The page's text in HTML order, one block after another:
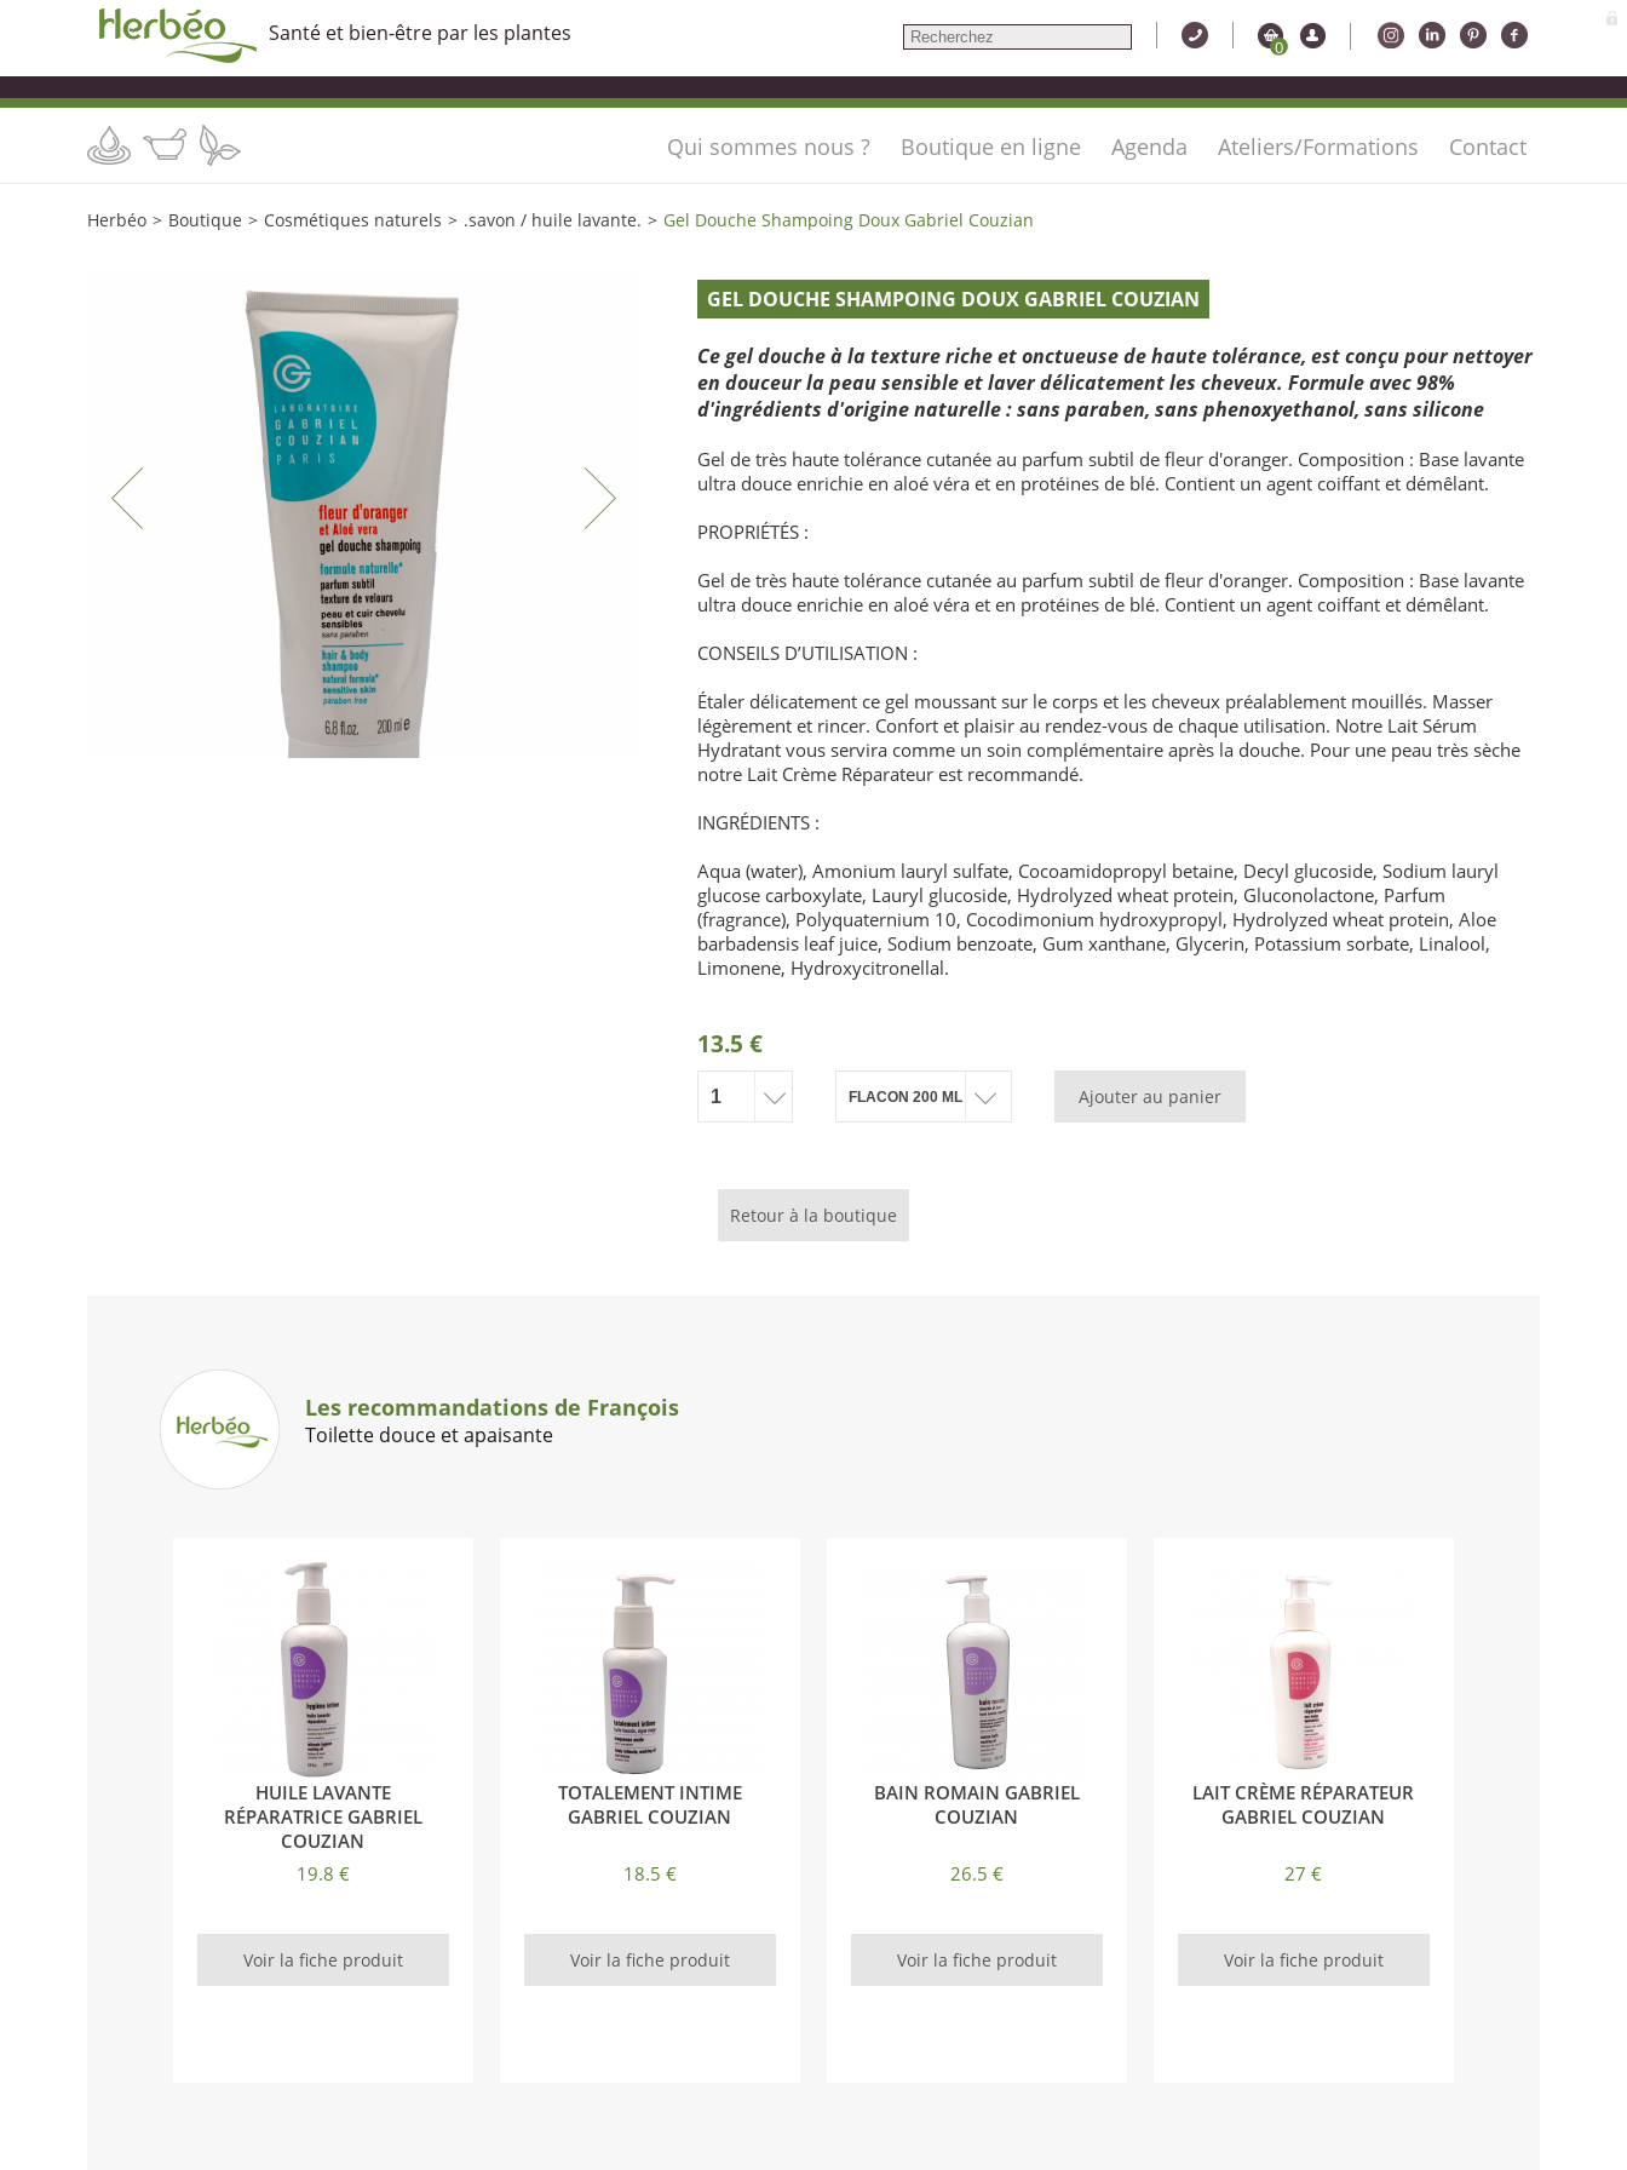
Santé et bien-être par les plantes
0
Qui sommes nous ? Boutique en ligne Agenda Ateliers/Formations Contact
Herbéo > Boutique > Cosmétiques naturels > .savon / huile lavante. > Gel Douche Shampoing Doux Gabriel Couzian
GEL DOUCHE SHAMPOING DOUX GABRIEL COUZIAN
Ce gel douche à la texture riche et onctueuse de haute tolérance, est conçu pour nettoyer
en douceur la peau sensible et laver délicatement les cheveux. Formule avec 98%
d'ingrédients d'origine naturelle : sans paraben, sans phenoxyethanol, sans silicone
Gel de très haute tolérance cutanée au parfum subtil de fleur d'oranger. Composition : Base lavante
ultra douce enrichie en aloé véra et en protéines de blé. Contient un agent coiffant et démêlant.
PROPRIÉTÉS :
Gel de très haute tolérance cutanée au parfum subtil de fleur d'oranger. Composition : Base lavante
ultra douce enrichie en aloé véra et en protéines de blé. Contient un agent coiffant et démêlant.
CONSEILS D’UTILISATION :
Étaler délicatement ce gel moussant sur le corps et les cheveux préalablement mouillés. Masser
légèrement et rincer. Confort et plaisir au rendez-vous de chaque utilisation. Notre Lait Sérum
Hydratant vous servira comme un soin complémentaire après la douche. Pour une peau très sèche
notre Lait Crème Réparateur est recommandé.
INGRÉDIENTS :
Aqua (water), Amonium lauryl sulfate, Cocoamidopropyl betaine, Decyl glucoside, Sodium lauryl
glucose carboxylate, Lauryl glucoside, Hydrolyzed wheat protein, Gluconolactone, Parfum
(fragrance), Polyquaternium 10, Cocodimonium hydroxypropyl, Hydrolyzed wheat protein, Aloe
barbadensis leaf juice, Sodium benzoate, Gum xanthane, Glycerin, Potassium sorbate, Linalool,
Limonene, Hydroxycitronellal.
13.5 €
Ajouter au panier
Retour à la boutique
Les recommandations de François
Toilette douce et apaisante
HUILE LAVANTE
RÉPARATRICE GABRIEL
COUZIAN
19.8 €
Voir la fiche produit
TOTALEMENT INTIME
GABRIEL COUZIAN
18.5 €
Voir la fiche produit
BAIN ROMAIN GABRIEL
COUZIAN
26.5 €
Voir la fiche produit
LAIT CRÈME RÉPARATEUR
GABRIEL COUZIAN
27 €
Voir la fiche produit